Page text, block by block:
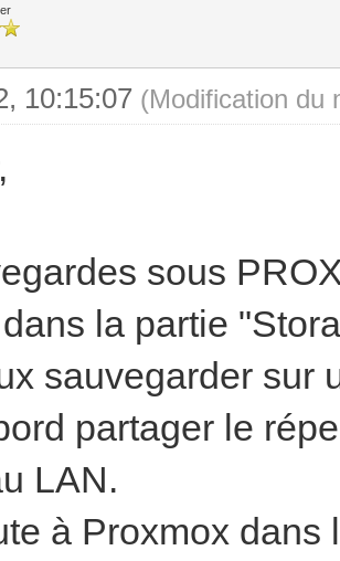
10:15:07 (Modification du
sous
la partie
sauvegarder sur
partager le
LAN.
à Proxmox dans